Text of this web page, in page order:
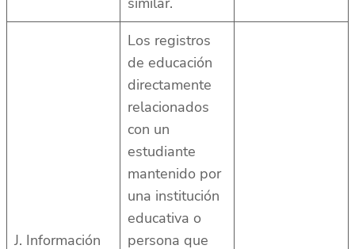
J. Información
Los registros
de educación
directamente
relacionados
con un
estudiante
mantenido por
una institución
educativa o
persona que